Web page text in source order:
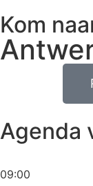
Kom
Agenda
09:00